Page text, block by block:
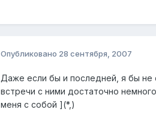
Опубликовано 28 сентября, 2007
Даже если бы и последней, я бы не
встречи с ними достаточно
меня с собой ](*,)